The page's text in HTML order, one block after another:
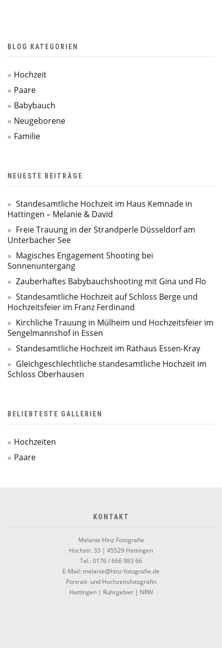
BLOG KATEGORIEN
Hochzeit
Paare
Babybauch
Neugeborene
Familie
NEUESTE BEITRÄGE
Standesamtliche Hochzeit im Haus Kemnade in
Hattingen – Melanie & David
Freie Trauung in der Strandperle Düsseldorf am
Unterbacher See
Magisches Engagement Shooting bei
Sonnenuntergang
Zauberhaftes Babybauchshooting mit Gina und Flo
Standesamtliche Hochzeit auf Schloss Berge und
Hochzeitsfeier im Franz Ferdinand
Kirchliche Trauung in Mülheim und Hochzeitsfeier im
Sengelmannshof in Essen
Standesamtliche Hochzeit im Rathaus Essen-Kray
Gleichgeschlechtliche standesamtliche Hochzeit im
Schloss Oberhausen
BELIEBTESTE GALLERIEN
Hochzeiten
Paare
KONTAKT
Melanie Hinz Fotografie
Hochstr. 33 | 45529 Hattingen
Tel.: 0176 / 666 983 66
E-Mail: melanie@hinz-fotografie.de
Portrait- und Hochzeitsfotografin
Hattingen | Ruhrgebiet | NRW